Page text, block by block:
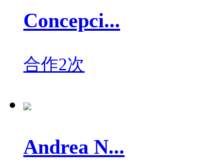
Concepci...
合作2次
Andrea N...